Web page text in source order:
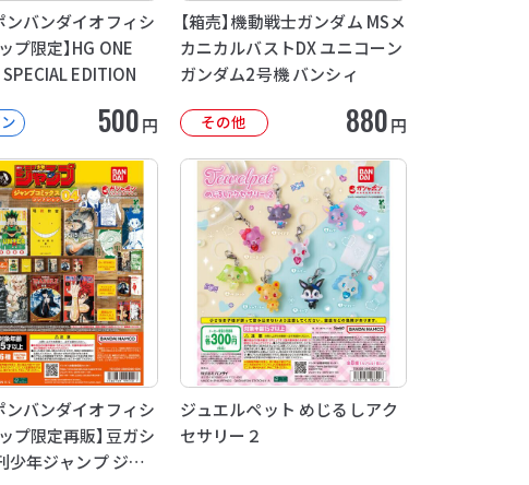
ンバンダイオフィシ
プ限定】HG ONE
EDITION
500円
【箱売】機動戦士ガンダム MSメ
カニカルバストDX ユニコーン
ガンダム2号機 バンシィ
その他 880円
ンバンダイオフィシ
プ限定再販】豆ガシ
少年ジャンプ ジャ
ジュエルペット めじるしアク
セサリー２